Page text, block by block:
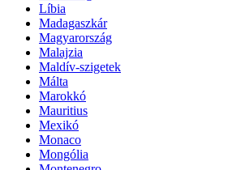
Líbia
Madagaszkár
Magyarország
Malajzia
Maldív-szigetek
Málta
Marokkó
Mauritius
Mexikó
Monaco
Mongólia